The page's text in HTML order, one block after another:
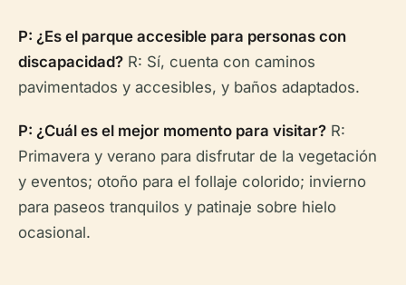
P: ¿Es el parque accesible para personas con
discapacidad? R: Sí, cuenta con caminos
pavimentados y accesibles, y baños adaptados.
P: ¿Cuál es el mejor momento para visitar? R:
Primavera y verano para disfrutar de la vegetación
y eventos; otoño para el follaje colorido; invierno
para paseos tranquilos y patinaje sobre hielo
ocasional.